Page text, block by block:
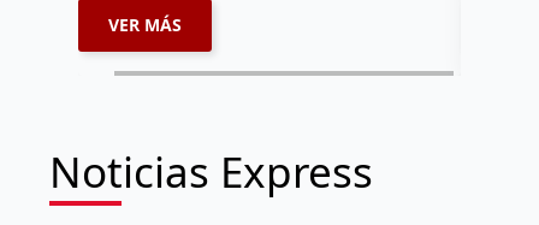
VER MÁS
Noticias Express